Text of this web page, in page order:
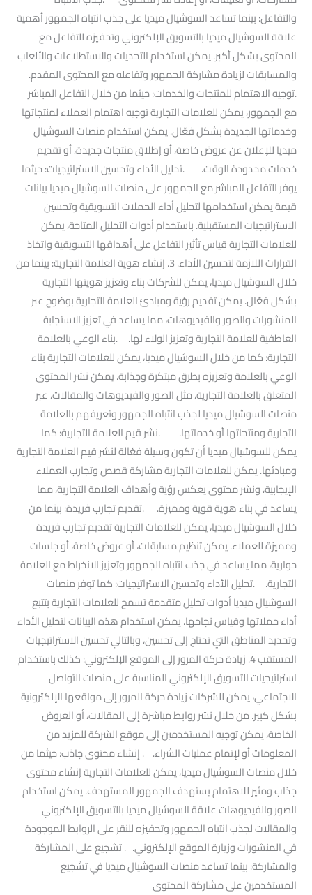
والتفاعل: بينما تساعد السوشيال ميديا على جذب انتباه الجمهور أهمية
علاقة السوشيال ميديا بالتسويق الإلكتروني وتحفيزه للتفاعل مع
المحتوى بشكل أكبر. يمكن استخدام التحديات والاستطلاعات والألعاب
والمسابقات لزيادة مشاركة الجمهور وتفاعله مع المحتوى المقدم.
.توجيه الاهتمام للمنتجات والخدمات: حيثما من خلال التفاعل المباشر
مع الجمهور، يمكن للعلامات التجارية توجيه اهتمام العملاء لمنتجاتها
وخدماتها الجديدة بشكل فعّال. يمكن استخدام منصات السوشيال
ميديا للإعلان عن عروض خاصة، أو إطلاق منتجات جديدة، أو تقديم
خدمات محدودة الوقت. .تحليل الأداء وتحسين الاستراتيجيات: حيثما
يوفر التفاعل المباشر مع الجمهور على منصات السوشيال ميديا بيانات
قيمة يمكن استخدامها لتحليل أداء الحملات التسويقية وتحسين
الاستراتيجيات المستقبلية. باستخدام أدوات التحليل المتاحة، يمكن
للعلامات التجارية قياس تأثير التفاعل على أهدافها التسويقية واتخاذ
القرارات اللازمة لتحسين الأداء. 3. إنشاء هوية العلامة التجارية: بينما من
خلال السوشيال ميديا، يمكن للشركات بناء وتعزيز هويتها التجارية
بشكل فعّال. يمكن تقديم رؤية ومبادئ العلامة التجارية بوضوح عبر
المنشورات والصور والفيديوهات، مما يساعد في تعزيز الاستجابة
العاطفية للعلامة التجارية وتعزيز الولاء لها. .بناء الوعي بالعلامة
التجارية: كما من خلال السوشيال ميديا، يمكن للعلامات التجارية بناء
الوعي بالعلامة وتعزيزه بطرق مبتكرة وجذابة. يمكن نشر المحتوى
المتعلق بالعلامة التجارية، مثل الصور والفيديوهات والمقالات، عبر
منصات السوشيال ميديا لجذب انتباه الجمهور وتعريفهم بالعلامة
التجارية ومنتجاتها أو خدماتها. .نشر قيم العلامة التجارية: كما
يمكن للسوشيال ميديا أن تكون وسيلة فعّالة لنشر قيم العلامة التجارية
ومبادئها. يمكن للعلامات التجارية مشاركة قصص وتجارب العملاء
الإيجابية، ونشر محتوى يعكس رؤية وأهداف العلامة التجارية، مما
يساعد في بناء هوية قوية ومميزة. .تقديم تجارب فريدة: بينما من
خلال السوشيال ميديا، يمكن للعلامات التجارية تقديم تجارب فريدة
ومميزة للعملاء. يمكن تنظيم مسابقات، أو عروض خاصة، أو جلسات
حوارية، مما يساعد في جذب انتباه الجمهور وتعزيز الانخراط مع العلامة
التجارية. .تحليل الأداء وتحسين الاستراتيجيات: كما توفر منصات
السوشيال ميديا أدوات تحليل متقدمة تسمح للعلامات التجارية بتتبع
أداء حملاتها وقياس نجاحها. يمكن استخدام هذه البيانات لتحليل الأداء
وتحديد المناطق التي تحتاج إلى تحسين، وبالتالي تحسين الاستراتيجيات
المستقب 4. زيادة حركة المرور إلى الموقع الإلكتروني: كذلك باستخدام
استراتيجيات التسويق الإلكتروني المناسبة على منصات التواصل
الاجتماعي، يمكن للشركات زيادة حركة المرور إلى مواقعها الإلكترونية
بشكل كبير. من خلال نشر روابط مباشرة إلى المقالات، أو العروض
الخاصة، يمكن توجيه المستخدمين إلى موقع الشركة للمزيد من
المعلومات أو لإتمام عمليات الشراء. . إنشاء محتوى جاذب: حيثما من
خلال منصات السوشيال ميديا، يمكن للعلامات التجارية إنشاء محتوى
جذاب ومثير للاهتمام يستهدف الجمهور المستهدف. يمكن استخدام
الصور والفيديوهات علاقة السوشيال ميديا بالتسويق الإلكتروني
والمقالات لجذب انتباه الجمهور وتحفيزه للنقر على الروابط الموجودة
في المنشورات وزيارة الموقع الإلكتروني. . تشجيع على المشاركة
والمشاركة: بينما تساعد منصات السوشيال ميديا في تشجيع
المستخدمين على مشاركة المحتوى